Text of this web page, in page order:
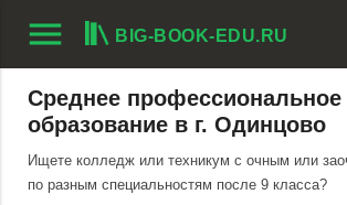
menu BIG-BOOK-EDU.RU
Среднее профессиональное
образование в г. Одинцово
Ищете колледж или техникум с очным или
по разным специальностям после 9 класса?